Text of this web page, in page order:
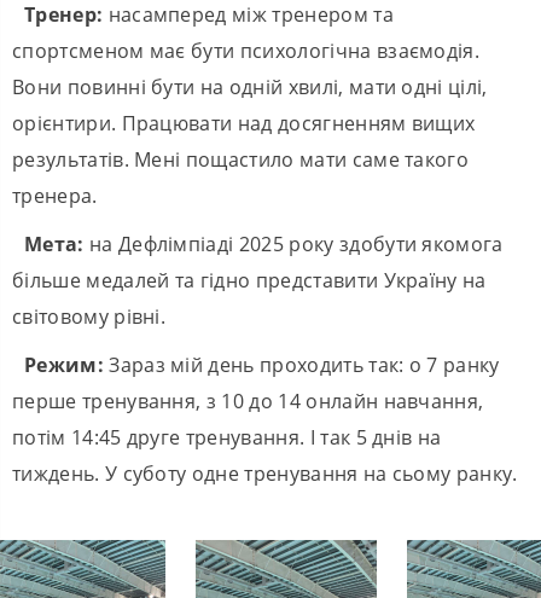
Тренер: насамперед між тренером та
спортсменом має бути психологічна взаємодія.
Вони повинні бути на одній хвилі, мати одні цілі,
орієнтири. Працювати над досягненням вищих
результатів. Мені пощастило мати саме такого
тренера.
Мета: на Дефлімпіаді 2025 року здобути якомога
більше медалей та гідно представити Україну на
світовому рівні.
Режим: Зараз мій день проходить так: о 7 ранку
перше тренування, з 10 до 14 онлайн навчання,
потім 14:45 друге тренування. І так 5 днів на
тиждень. У суботу одне тренування на сьому ранку.